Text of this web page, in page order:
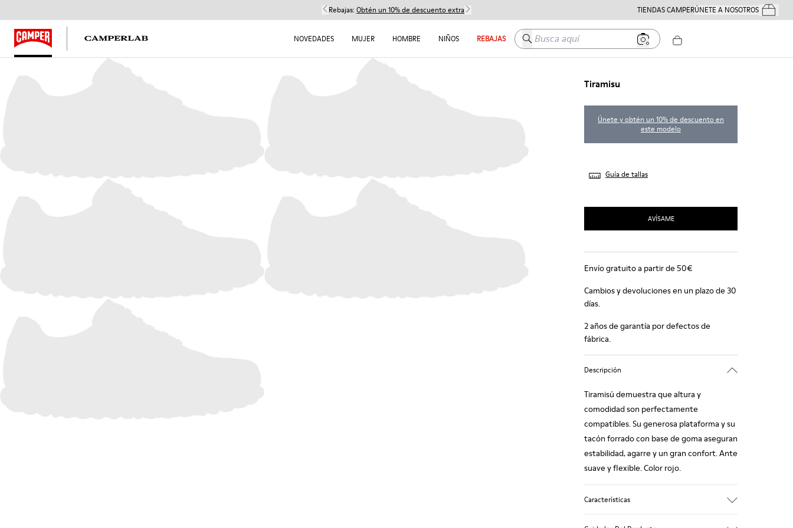
Rebajas: Obtén un 10% de descuento extra TIENDAS CAMPERÚNETE A NOSOTROSTus
NOVEDADES MUJER HOMBRE NIÑOS REBAJAS Busca aquí
Tiramisu
Únete y obtén un 10% de descuento en
este modelo
Guía de tallas
AVÍSAME
Envío gratuito a partir de 50€
Cambios y devoluciones en un plazo de 30
días.
2 años de garantía por defectos de
fábrica.
Descripción
Tiramisú demuestra que altura y
comodidad son perfectamente
compatibles. Su generosa plataforma y su
tacón forrado con base de goma aseguran
estabilidad, agarre y un gran confort. Ante
suave y flexible. Color rojo.
Características